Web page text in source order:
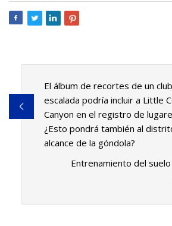
El álbum de recortes de un
escalada podría incluir a Little
Canyon en el registro de
¿Esto pondrá también al
alcance de la góndola?
Entrenamiento del